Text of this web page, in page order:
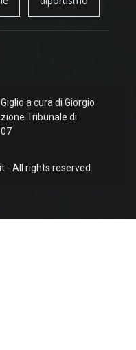
a cura di Giorgio
Tribunale di
- All rights reserved.